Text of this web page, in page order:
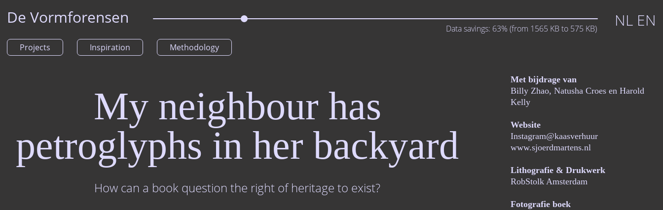
Data savings: 63% (from 1565 KB to 575 KB)
De Vormforensen NL EN
Projects Inspiration Methodology
My neighbour has
petroglyphs in her backyard
How can a book question the right of heritage to exist?
Met bijdrage van
Billy Zhao, Natusha Croes en Harold
Kelly
Website
Instagram@kaasverhuur
www.sjoerdmartens.nl
Lithografie & Drukwerk
RobStolk Amsterdam
Fotografie boek